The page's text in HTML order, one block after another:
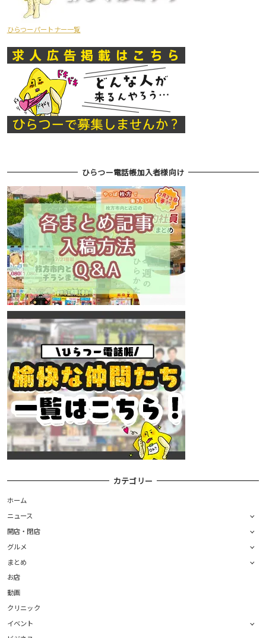
ひらつーパートナー一覧
ひらつー電話帳加入者様向け
カテゴリー
ホーム
ニュース
開店・閉店
グルメ
まとめ
お店
動画
クリニック
イベント